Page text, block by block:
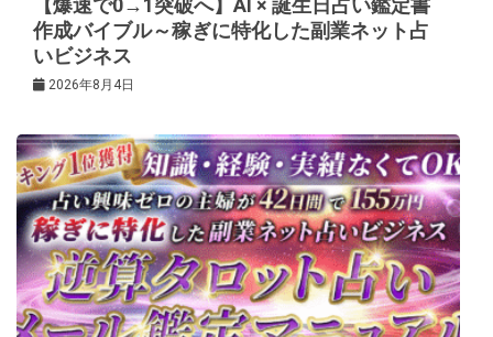
【爆速で0→1突破へ】AI × 誕生日占い鑑定書
作成バイブル～稼ぎに特化した副業ネット占
いビジネス
2026年8月4日